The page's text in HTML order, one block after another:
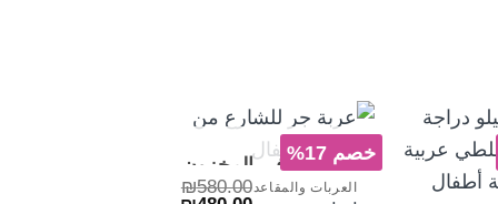
خصم 17%
غير متوفر في المخزون
العربات والمقاعد ₪580.00